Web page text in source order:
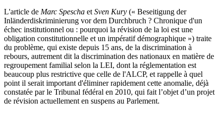
L'article de Marc Spescha et Sven Kury (« Beseitigung der
Inländerdiskriminierung vor dem Durchbruch ? Chronique d'un
échec institutionnel ou : pourquoi la révision de la loi est une
obligation constitutionnelle et un impératif démographique ») traite
du problème, qui existe depuis 15 ans, de la discrimination à
rebours, autrement dit la discrimination des nationaux en matière de
regroupement familial selon la LEI, dont la réglementation est
beaucoup plus restrictive que celle de l'ALCP, et rappelle à quel
point il serait important d'éliminer rapidement cette anomalie, déjà
constatée par le Tribunal fédéral en 2010, qui fait l’objet d’un projet
de révision actuellement en suspens au Parlement.